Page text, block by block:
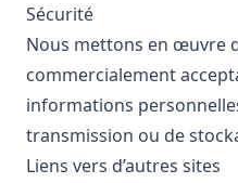
Sécurité
Nous mettons en œuvre
commercialement
informations
transmission ou de
Liens vers d’autres sites